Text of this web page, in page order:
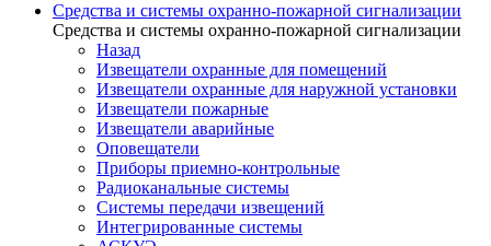
Средства и системы охранно-пожарной сигнализации
Средства и системы охранно-пожарной сигнализации
Назад
Извещатели охранные для помещений
Извещатели охранные для наружной установки
Извещатели пожарные
Извещатели аварийные
Оповещатели
Приборы приемно-контрольные
Радиоканальные системы
Системы передачи извещений
Интегрированные системы